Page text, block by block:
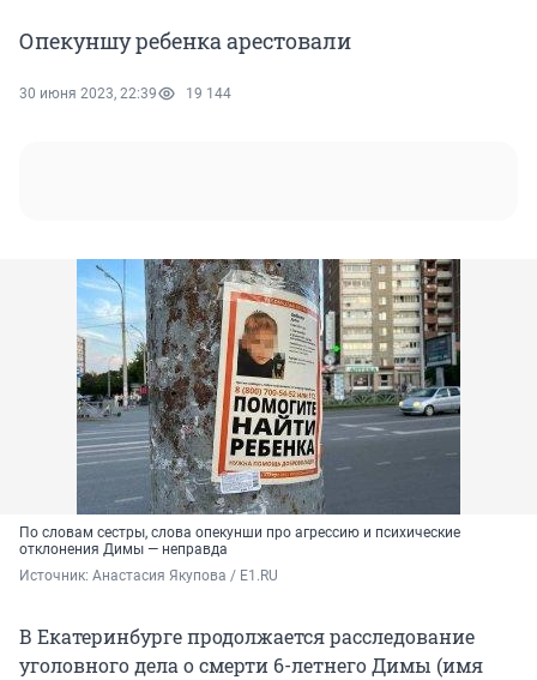
Опекуншу ребенка арестовали
30 июня 2023, 22:39 19 144
По словам сестры, слова опекунши про агрессию и психические
отклонения Димы — неправда
Источник: Анастасия Якупова / E1.RU
В Екатеринбурге продолжается расследование
уголовного дела о смерти 6-летнего Димы (имя